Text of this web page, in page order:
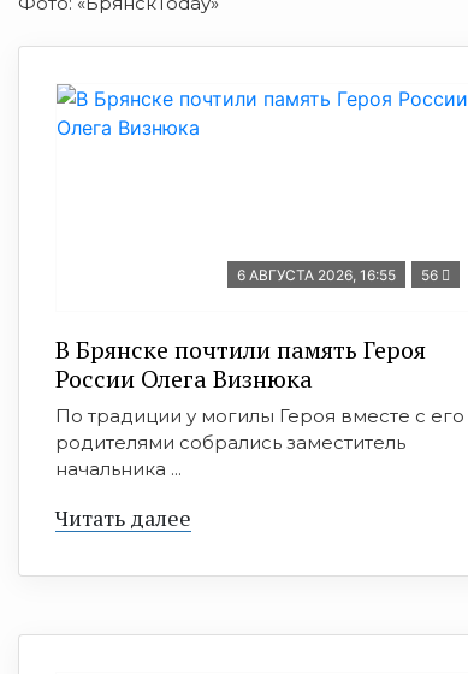
6 АВГУСТА 2026, 16:55 56
В Брянске почтили память Героя
России Олега Визнюка
По традиции у могилы Героя вместе с его
родителями собрались заместитель
начальника ...
Читать далее